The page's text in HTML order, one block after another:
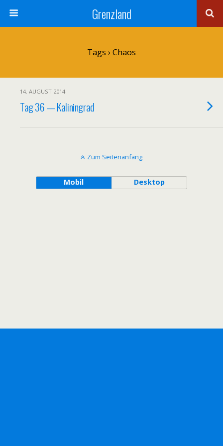
Grenzland
Tags › Chaos
14. AUGUST 2014
Tag 36 — Kaliningrad
Zum Seitenanfang
Mobil Desktop